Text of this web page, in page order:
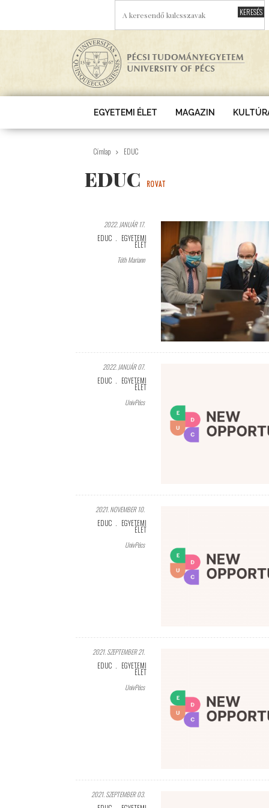
EGYETEMI ÉLET MAGAZIN
Címlap EDUC
EDUC ROVAT
2022. JANUÁR 17.
EDUC
EGYETEMI
ÉLET
Tóth Mariann
2022. JANUÁR 07.
EDUC
EGYETEMI
ÉLET
UnivPécs
2021. NOVEMBER 10.
EDUC
EGYETEMI
ÉLET
UnivPécs
2021. SZEPTEMBER 21.
EDUC
EGYETEMI
ÉLET
UnivPécs
2021. SZEPTEMBER 03.